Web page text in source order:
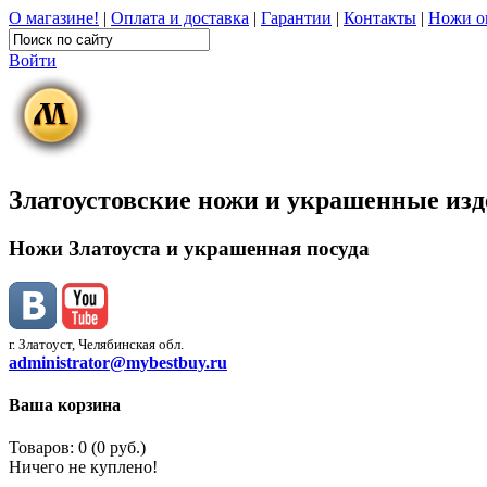
О магазине! | Оплата и доставка | Гарантии | Контакты | Ножи
Войти
Златоустовские ножи и украшенные
Ножи Златоуста и украшенная посуда
г. Златоуст, Челябинская обл.
administrator@mybestbuy.ru
Ваша корзина
Товаров: 0 (0 руб.)
Ничего не куплено!